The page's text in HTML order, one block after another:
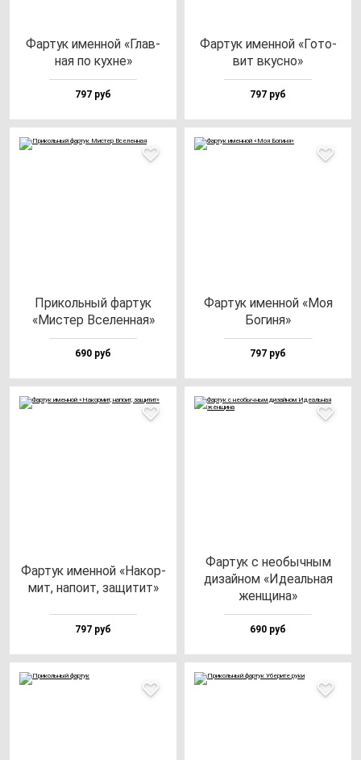
Фар­тук имен­ной «Глав­
ная по кух­не»
797 руб
Фар­тук имен­ной «Гото­
вит вкус­но»
797 руб
При­коль­ный фар­тук
«Мис­тер Все­лен­ная»
690 руб
Фар­тук имен­ной «Моя
Боги­ня»
797 руб
Фар­тук имен­ной «Накор­
мит, на­по­ит, за­щи­тит»
797 руб
Фар­тук с не­обыч­ным
ди­зай­ном «Иде­аль­ная
жен­щи­на»
690 руб